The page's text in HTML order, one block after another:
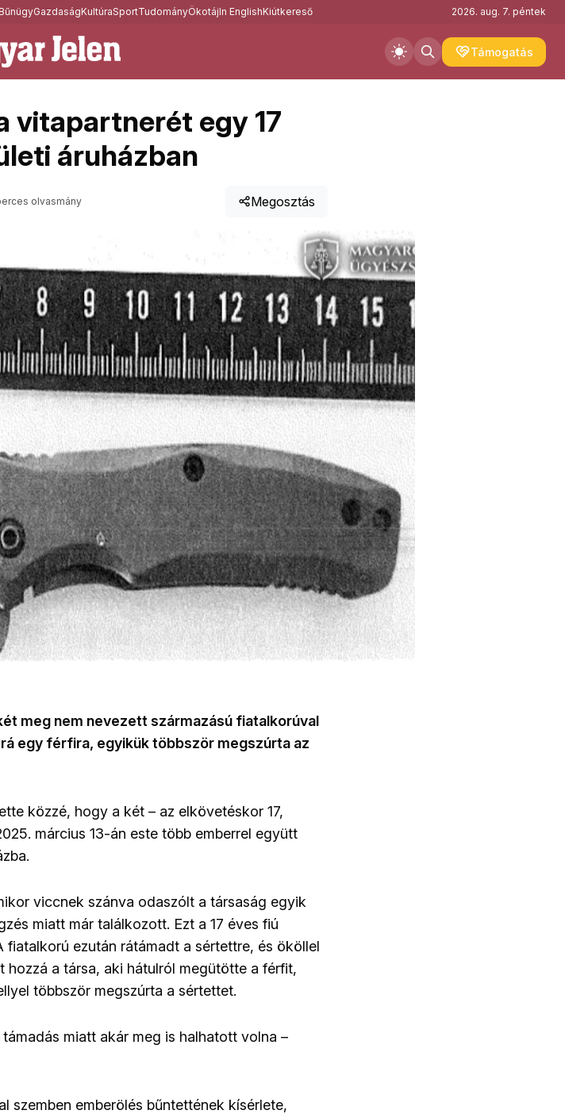
GazdaságKultúraSportTudományÖkotájIn EnglishKiútkereső 2026. aug. 7. péntek
Támogatás
vitapartnerét egy 17
áruházban
olvasmány Megosztás
meg nem nevezett származású fiatalkorúval
egy férfira, egyikük többször megszúrta az
közzé, hogy a két – az elkövetéskor 17,
március 13-án este több emberrel együtt
viccnek szánva odaszólt a társaság egyik
miatt már találkozott. Ezt a 17 éves fiú
fiatalkorú ezután rátámadt a sértettre, és ököllel
a társa, aki hátulról megütötte a férfit,
többször megszúrta a sértettet.
miatt akár meg is halhatott volna –
szemben emberölés bűntettének kísérlete,